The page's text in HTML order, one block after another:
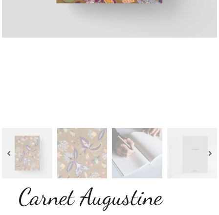
Carnet Augustine